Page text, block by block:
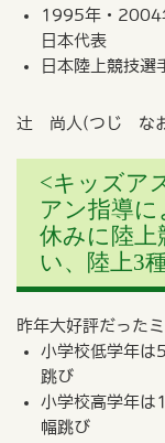
1995年・2004
日本代表
日本陸上競技
辻 尚人(つじ なお
<キッズア
アン指導に
休みに陸上
い、陸上3
昨年大好評だった
小学校低学年は
跳び
小学校高学年は
幅跳び